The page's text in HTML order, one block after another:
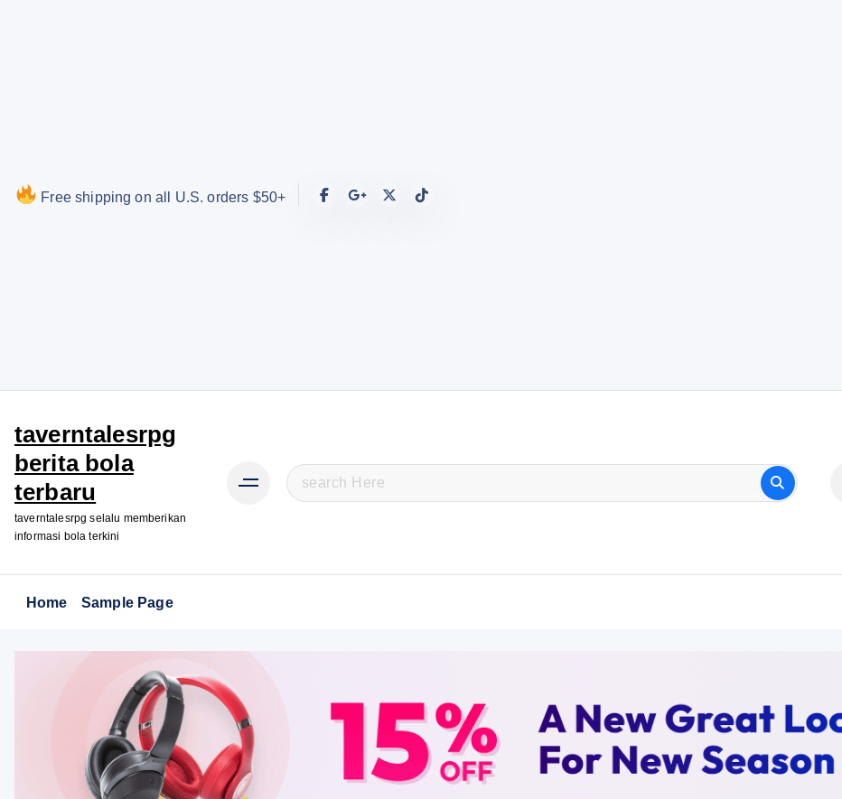
Free shipping on all U.S. orders $50+
taverntalesrpg
berita bola
terbaru
taverntalesrpg selalu memberikan
informasi bola terkini
S
e
c
Home Sample Page